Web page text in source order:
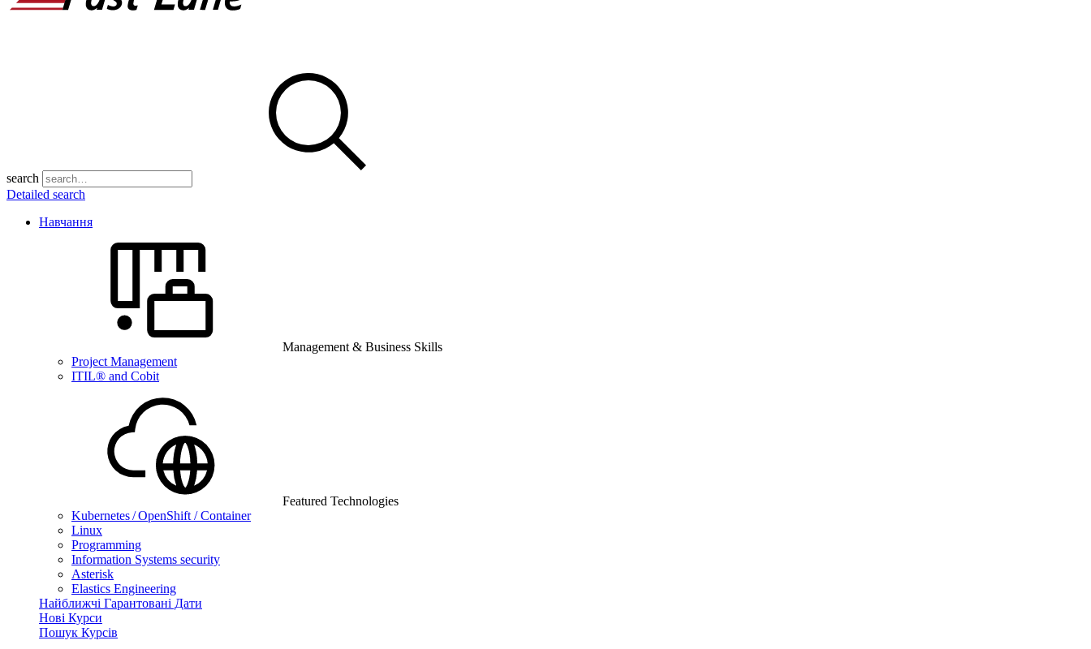
search
Detailed search
Навчання
Management & Business Skills
Project Management
ITIL® and Cobit
Featured Technologies
Kubernetes / OpenShift / Container
Linux
Programming
Information Systems security
Asterisk
Elastics Engineering
Найближчі Гарантовані Дати
Нові Курси
Пошук Курсів